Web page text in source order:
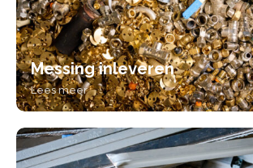
Messing inleveren
Lees meer